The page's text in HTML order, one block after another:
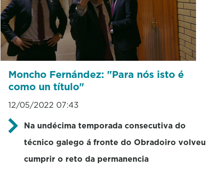
Moncho Fernández: "Para nós isto é
como un título"
12/05/2022 07:43
Na undécima temporada consecutiva do
técnico galego á fronte do Obradoiro volveu
cumprir o reto da permanencia